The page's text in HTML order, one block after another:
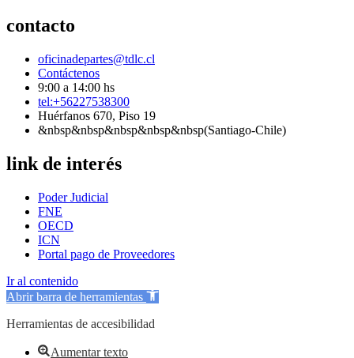
contacto
oficinadepartes@tdlc.cl
Contáctenos
9:00 a 14:00 hs
tel:+56227538300
Huérfanos 670, Piso 19
&nbsp&nbsp&nbsp&nbsp&nbsp(Santiago-Chile)
link de interés
Poder Judicial
FNE
OECD
ICN
Portal pago de Proveedores
Ir al contenido
Abrir barra de herramientas
Herramientas de accesibilidad
Aumentar texto